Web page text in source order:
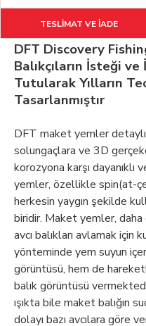
TESLİMAT VE İADE
DFT Discovery
Balıkçıların İsteği
Tutularak Yılların
Tasarlanmıştır
DFT maket yemler detaylı
solungaçlara ve 3D
korozyona karşı
yemler, özellikle spin(at-
herkesin yaygın şekilde
biridir. Maket yemler,
avcı balıkları avlamak için
yönteminde yem suyun
görüntüsü, hem de
balık görüntüsü
ışıkta bile maket balığın
dolayı bazı avcılara göre